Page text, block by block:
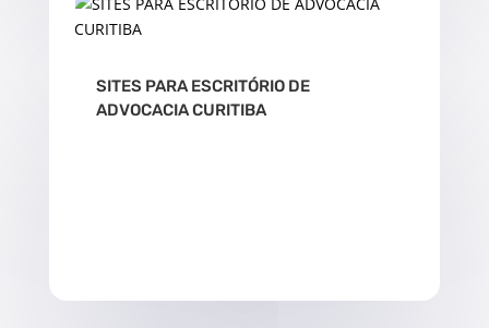
SITES PARA ESCRITÓRIO DE
ADVOCACIA CURITIBA